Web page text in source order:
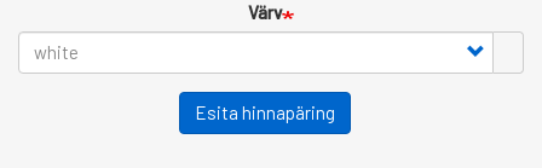
Värv
Esita hinnapäring